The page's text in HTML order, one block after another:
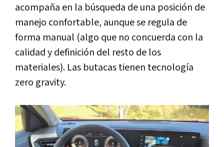
acompaña en la búsqueda de una posición de
manejo confortable, aunque se regula de
forma manual (algo que no concuerda con la
calidad y definición del resto de los
materiales). Las butacas tienen tecnología
zero gravity.